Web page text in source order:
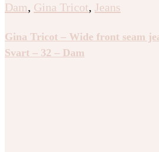
Dam, Gina Tricot, Jeans
Gina Tricot – Wide front seam
Svart – 32 – Dam